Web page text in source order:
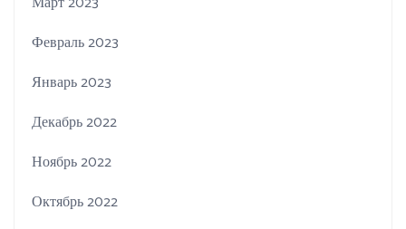
Февраль 2023
Январь 2023
Декабрь 2022
Ноябрь 2022
Октябрь 2022